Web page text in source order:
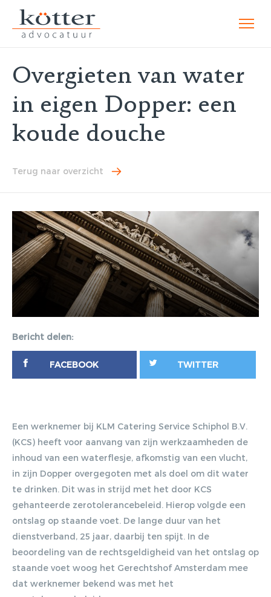
Overgieten van water
in eigen Dopper: een
koude douche
Terug naar overzicht
Bericht delen:
FACEBOOK TWITTER
Een werknemer bij KLM Catering Service Schiphol B.V.
(KCS) heeft voor aanvang van zijn werkzaamheden de
inhoud van een waterflesje, afkomstig van een vlucht,
in zijn Dopper overgegoten met als doel om dit water
te drinken. Dit was in strijd met het door KCS
gehanteerde zerotolerancebeleid. Hierop volgde een
ontslag op staande voet. De lange duur van het
dienstverband, 25 jaar, daarbij ten spijt. In de
beoordeling van de rechtsgeldigheid van het ontslag op
staande voet woog het Gerechtshof Amsterdam mee
dat werknemer bekend was met het